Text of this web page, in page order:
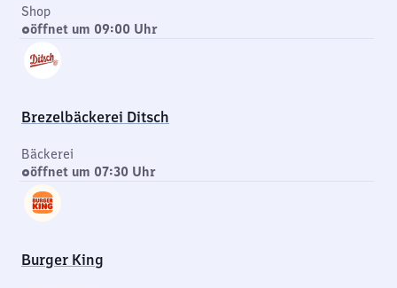
Shop
öffnet um 09:00 Uhr
Brezelbäckerei Ditsch
Bäckerei
öffnet um 07:30 Uhr
Burger King